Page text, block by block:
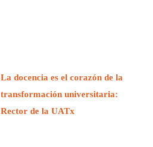
La docencia es el corazón de la
transformación universitaria:
Rector de la UATx